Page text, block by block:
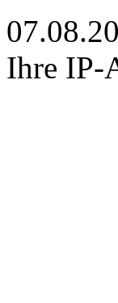
Ihre IP-